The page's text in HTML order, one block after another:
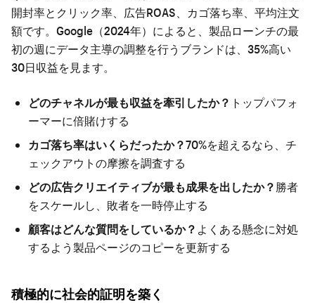
開封率とクリック率、広告ROAS、カゴ落ち率、平均注文
額です。Google（2024年）によると、製品ローンチの最
初の週にデータ主導の調整を行うブランドは、35%高い
30日収益を見ます。
どのチャネルが最も収益を牽引したか？ トップパフォ
ーマーに倍賭けする
カゴ落ち率はいくらだったか？70%を超えるなら、チ
ェックアウトの摩擦を調査する
どの広告クリエイティブが最も成果を出したか？勝者
をスケールし、敗者を一時停止する
顧客はどんな質問をしているか？ よくある懸念に対処
するよう製品ページのコピーを更新する
積極的に社会的証明を築く